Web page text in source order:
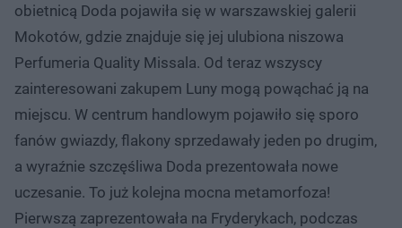
obietnicą Doda pojawiła się w warszawskiej galerii
Mokotów, gdzie znajduje się jej ulubiona niszowa
Perfumeria Quality Missala. Od teraz wszyscy
zainteresowani zakupem Luny mogą powąchać ją na
miejscu. W centrum handlowym pojawiło się sporo
fanów gwiazdy, flakony sprzedawały jeden po drugim,
a wyraźnie szczęśliwa Doda prezentowała nowe
uczesanie. To już kolejna mocna metamorfoza!
Pierwszą zaprezentowała na Fryderykach, podczas